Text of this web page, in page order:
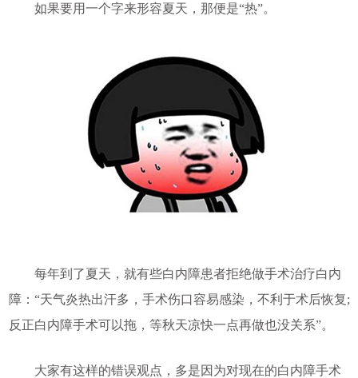
如果要用一个字来形容夏天，那便是“热”。
每年到了夏天，就有些白内障患者拒绝做手术治疗白内
障：“天气炎热出汗多，手术伤口容易感染，不利于术后恢复;
反正白内障手术可以拖，等秋天凉快一点再做也没关系”。
大家有这样的错误观点，多是因为对现在的白内障手术